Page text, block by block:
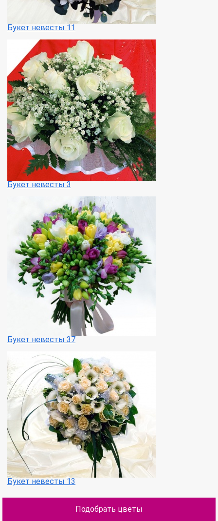
Букет невесты 11
Букет невесты 3
Букет невесты 37
Букет невесты 13
Подобрать цветы